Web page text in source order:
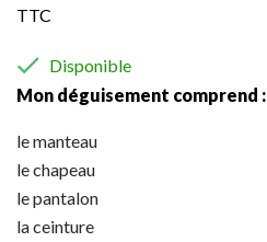
TTC
 Disponible
Mon déguisement comprend :
le manteau
le chapeau
le pantalon
la ceinture